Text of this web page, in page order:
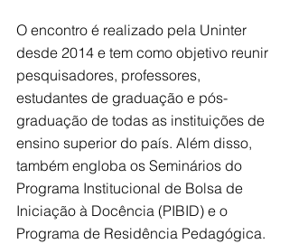
O encontro é realizado pela Uninter
desde 2014 e tem como objetivo reunir
pesquisadores, professores,
estudantes de graduação e pós-
graduação de todas as instituições de
ensino superior do país. Além disso,
também engloba os Seminários do
Programa Institucional de Bolsa de
Iniciação à Docência (PIBID) e o
Programa de Residência Pedagógica.